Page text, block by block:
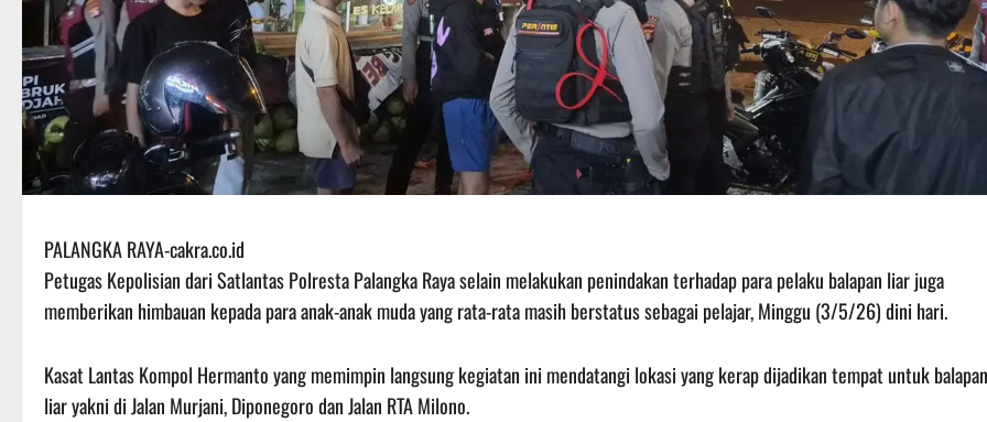
PALANGKA RAYA-cakra.co.id
Petugas Kepolisian dari Satlantas Polresta Palangka Raya selain melakukan penindakan terhadap para pelaku balapan liar juga
memberikan himbauan kepada para anak-anak muda yang rata-rata masih berstatus sebagai pelajar, Minggu (3/5/26) dini hari.
Kasat Lantas Kompol Hermanto yang memimpin langsung kegiatan ini mendatangi lokasi yang kerap dijadikan tempat untuk balapan
liar yakni di Jalan Murjani, Diponegoro dan Jalan RTA Milono.